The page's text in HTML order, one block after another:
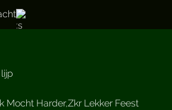
Mocht Harder,Zkr Lekker Feest